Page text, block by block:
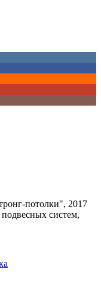
потолки", 2017
систем,